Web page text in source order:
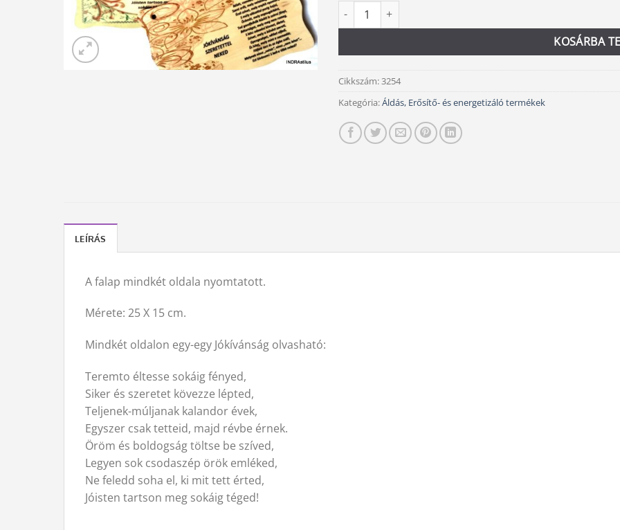
Jókívánság mennyiség
KOSÁRBA
Alternative:
Cikkszám:3254
Kategória:Áldás, Erősítő- és energetizáló termékek
LEÍRÁS
A falap mindkét oldala nyomtatott.
Mérete: 25 X 15 cm.
Mindkét oldalon egy-egy Jókívánság olvasható:
Teremto éltesse sokáig fényed,
Siker és szeretet kövezze lépted,
Teljenek-múljanak kalandor évek,
Egyszer csak tetteid, majd révbe érnek.
Öröm és boldogság töltse be szíved,
Legyen sok csodaszép örök emléked,
Ne feledd soha el, ki mit tett érted,
Jóisten tartson meg sokáig téged!